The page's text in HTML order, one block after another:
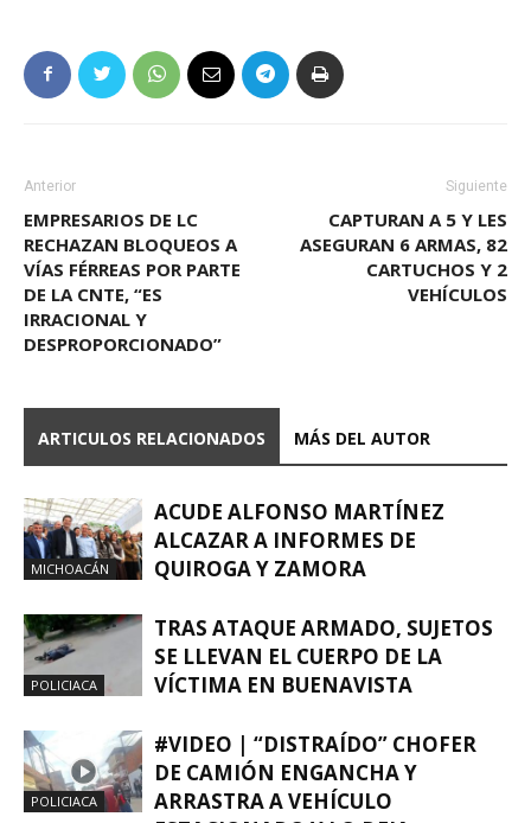
Anterior
EMPRESARIOS DE LC
RECHAZAN BLOQUEOS A
VÍAS FÉRREAS POR PARTE
DE LA CNTE, “ES
IRRACIONAL Y
DESPROPORCIONADO”
Siguiente
CAPTURAN A 5 Y LES
ASEGURAN 6 ARMAS, 82
CARTUCHOS Y 2
VEHÍCULOS
ARTICULOS RELACIONADOS MÁS DEL AUTOR
MICHOACÁN
ACUDE ALFONSO MARTÍNEZ
ALCAZAR A INFORMES DE
QUIROGA Y ZAMORA
POLICIACA
TRAS ATAQUE ARMADO, SUJETOS
SE LLEVAN EL CUERPO DE LA
VÍCTIMA EN BUENAVISTA
POLICIACA
#VIDEO | “DISTRAÍDO” CHOFER
DE CAMIÓN ENGANCHA Y
ARRASTRA A VEHÍCULO